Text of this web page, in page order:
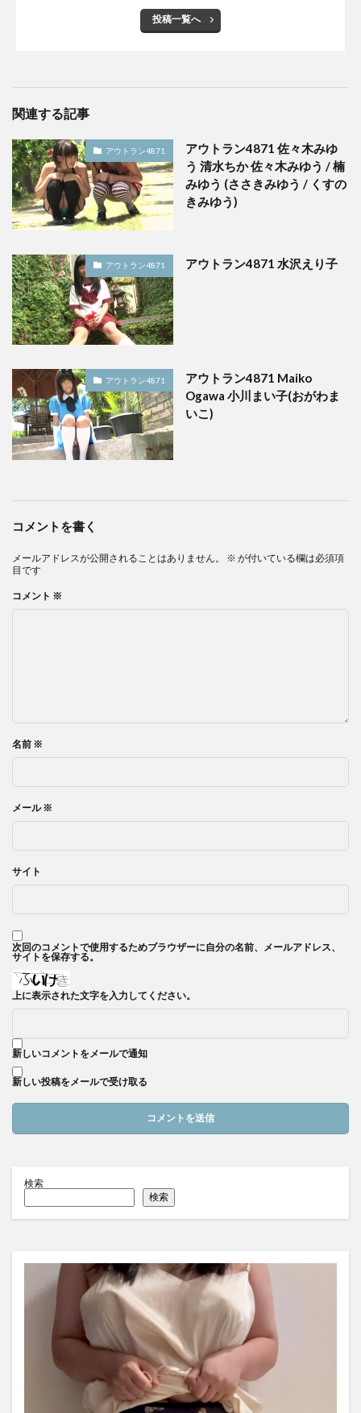
投稿一覧へ
関連する記事
アウトラン4871
アウトラン4871 佐々木みゆ
う 清水ちか 佐々木みゆう / 楠
みゆう (ささきみゆう / くすの
きみゆう)
アウトラン4871 アウトラン4871 水沢えり子
アウトラン4871
アウトラン4871 Maiko
Ogawa 小川まい子(おがわま
いこ)
コメントを書く
メールアドレスが公開されることはありません。 ※ が付いている欄は必須項
目です
コメント ※
名前 ※
メール※
サイト
次回のコメントで使用するためブラウザーに自分の名前、メールアドレス、
サイトを保存する。
上に表示された文字を入力してください。
新しいコメントをメールで通知
新しい投稿をメールで受け取る
検索
検索